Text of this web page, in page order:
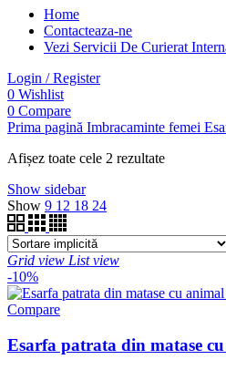
Home
Contacteaza-ne
Vezi Servicii De Curierat
Login / Register
0 Wishlist
0 Compare
Prima pagină Imbracaminte femei
Afișez toate cele 2 rezultate
Show sidebar
Show 9 12 18 24
Grid view List view
-10%
Compare
Esarfa patrata din matase